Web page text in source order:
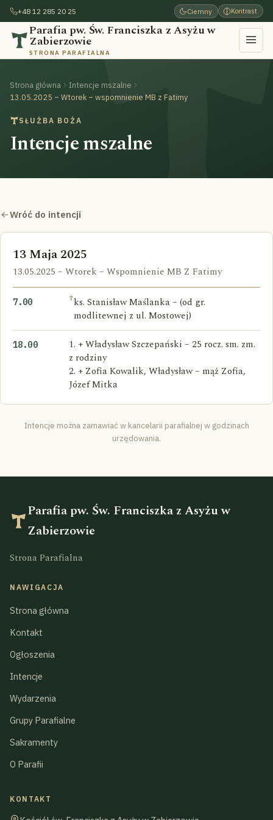
+48 12 285 20 25 Ciemny Kontrast
Parafia pw. Św. Franciszka z Asyżu w
Zabierzowie
STRONA PARAFIALNA
Strona główna
Intencje mszalne
13.05.2025 – Wtorek – wspomnienie MB z Fatimy
SŁUŻBA BOŻA
Intencje mszalne
Wróć do intencji
13 Maja 2025
13.05.2025 – Wtorek – Wspomnienie MB Z Fatimy
7.00 †ks. Stanisław Maślanka – (od gr.
modlitewnej z ul. Mostowej)
18.00
1. + Władysław Szczepański – 25 rocz. sm. zm.
z rodziny
2. + Zofia Kowalik, Władysław – mąż Zofia,
Józef Mitka
Intencje można zamawiać w kancelarii parafialnej w godzinach
urzędowania.
Parafia pw. Św. Franciszka z Asyżu w
Zabierzowie
Strona Parafialna
NAWIGACJA
Strona główna
Kontakt
Ogłoszenia
Intencje
Wydarzenia
Grupy Parafialne
Sakramenty
O Parafii
KONTAKT